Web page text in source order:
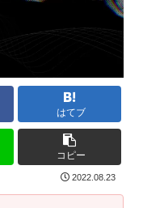
はてブ
コピー
2022.08.23